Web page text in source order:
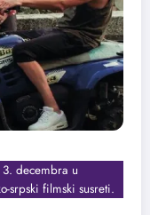
decembra u
srpski filmski susreti.